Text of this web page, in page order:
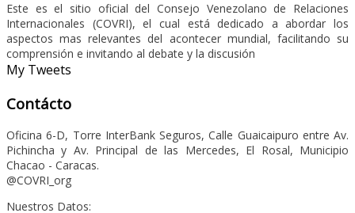
Este es el sitio oficial del Consejo Venezolano de Relaciones
Internacionales (COVRI), el cual está dedicado a abordar los
aspectos mas relevantes del acontecer mundial, facilitando su
comprensión e invitando al debate y la discusión
My Tweets
Contácto
Oficina 6-D, Torre InterBank Seguros, Calle Guaicaipuro entre Av.
Pichincha y Av. Principal de las Mercedes, El Rosal, Municipio
Chacao - Caracas.
@COVRI_org
Nuestros Datos: